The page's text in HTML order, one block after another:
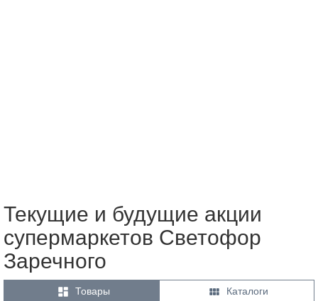
Текущие и будущие акции
супермаркетов Светофор
Заречного
 Товары  Каталоги